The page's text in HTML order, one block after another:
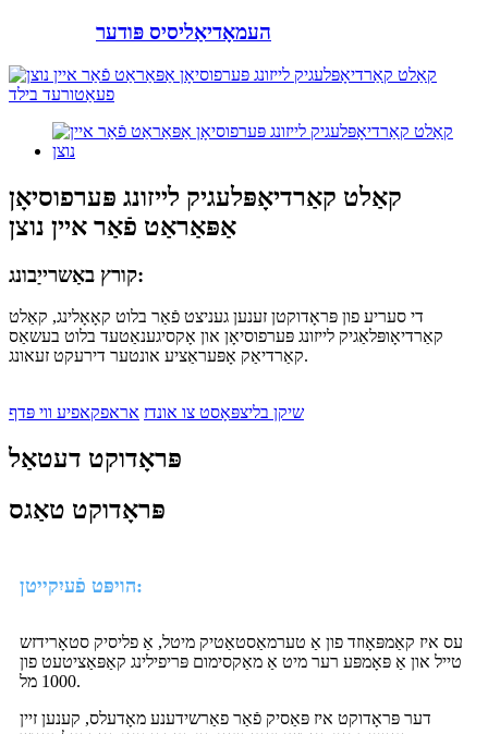
העמאָדיאַליסיס פּודער
קאַלט קאַרדיאָפּלעגיק לייזונג פּערפוסיאָן
אַפּאַראַט פֿאַר איין נוצן
קורץ באַשרייַבונג:
די סעריע פון ​​פּראָדוקטן זענען געניצט פֿאַר בלוט קאָאָלינג, קאַלט
קאַרדיאָופּלאַגיק לייזונג פּערפוסיאָן און אָקסיגענאַטעד בלוט בעשאַס
קאַרדיאַק אָפּעראַציע אונטער דירעקט זעאונג.
שיקן בליצפּאָסט צו אונדז אראפקאפיע ווי פּדף
פּראָדוקט דעטאַל
פּראָדוקט טאַגס
הויפּט פֿעיִקייטן:
עס איז קאַמפּאָוזד פון אַ טערמאַסטאַטיק מיטל, אַ פליסיק סטאָרידזש
טייל און אַ פּאָמפּע רער מיט אַ מאַקסימום פּריפילינג קאַפּאַציטעט פון
1000 מל.
דער פּראָדוקט איז פּאַסיק פֿאַר פאַרשידענע מאָדעלס, קענען זיין